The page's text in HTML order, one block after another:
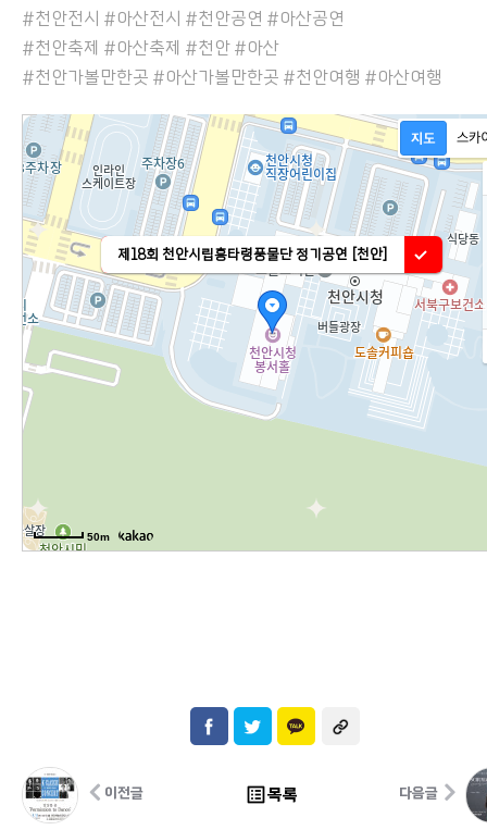
#천안전시 #아산전시 #천안공연 #아산공연
#천안축제 #아산축제 #천안 #아산
#천안가볼만한곳 #아산가볼만한곳 #천안여행 #아산여행
제18회 천안시립흥타령풍물단 정기공연 [천안]
50m
이전글 list_alt목록 다음글